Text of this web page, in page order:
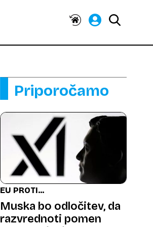
Priporočamo
EU PROTI
PLATFORMAM
Muska bo odločitev, da
razvrednoti pomen